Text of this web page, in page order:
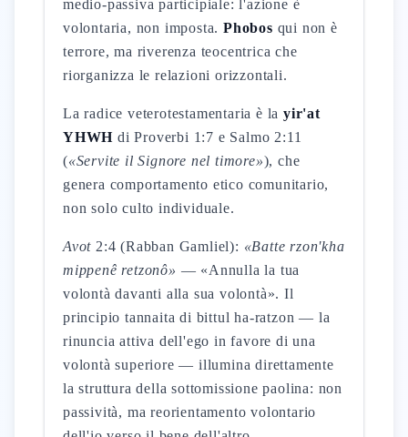
medio-passiva participiale: l'azione è
volontaria, non imposta.Phobos qui non è
terrore, ma riverenza teocentrica che
riorganizza le relazioni orizzontali.
La radice veterotestamentaria è la yir'at
YHWH di Proverbi 1:7 e Salmo 2:11
(«Servite il Signore nel timore»), che
genera comportamento etico comunitario,
non solo culto individuale.
Avot 2:4 (Rabban Gamliel): «Batte rzon'kha
mippenê retzonô» — «Annulla la tua
volontà davanti alla sua volontà». Il
principio tannaita di bittul ha-ratzon — la
rinuncia attiva dell'ego in favore di una
volontà superiore — illumina direttamente
la struttura della sottomissione paolina: non
passività, ma reorientamento volontario